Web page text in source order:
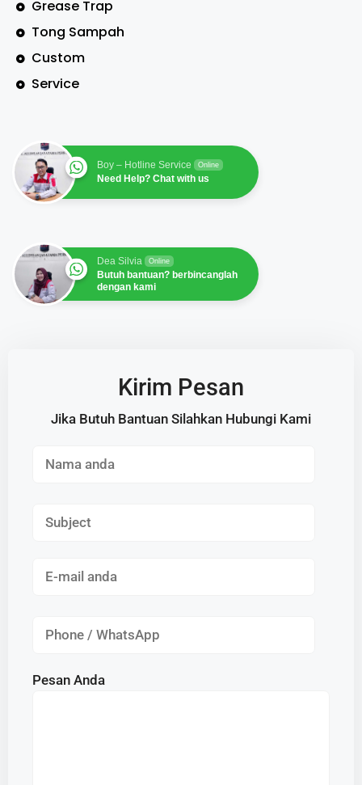
Grease Trap
Tong Sampah
Custom
Service
Boy – Hotline Service Online
Need Help? Chat with us
Dea Silvia Online
Butuh bantuan? berbincanglah
dengan kami
Kirim Pesan
Jika Butuh Bantuan Silahkan Hubungi Kami
Pesan Anda